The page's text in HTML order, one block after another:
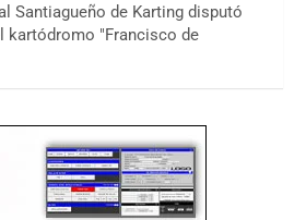
Santiagueño de Karting disputó
kartódromo "Francisco de